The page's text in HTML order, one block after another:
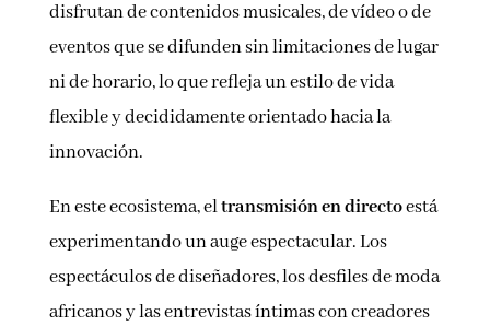
disfrutan de contenidos musicales, de vídeo o de
eventos que se difunden sin limitaciones de lugar
ni de horario, lo que refleja un estilo de vida
flexible y decididamente orientado hacia la
innovación.
En este ecosistema, eltransmisión en directoestá
experimentando un auge espectacular. Los
espectáculos de diseñadores, los desfiles de moda
africanos y las entrevistas íntimas con creadores